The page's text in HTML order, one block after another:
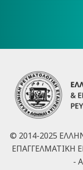
© 2014-2025
ΕΠΑΓΓΕΛΜΑΤΙΚΗ
-